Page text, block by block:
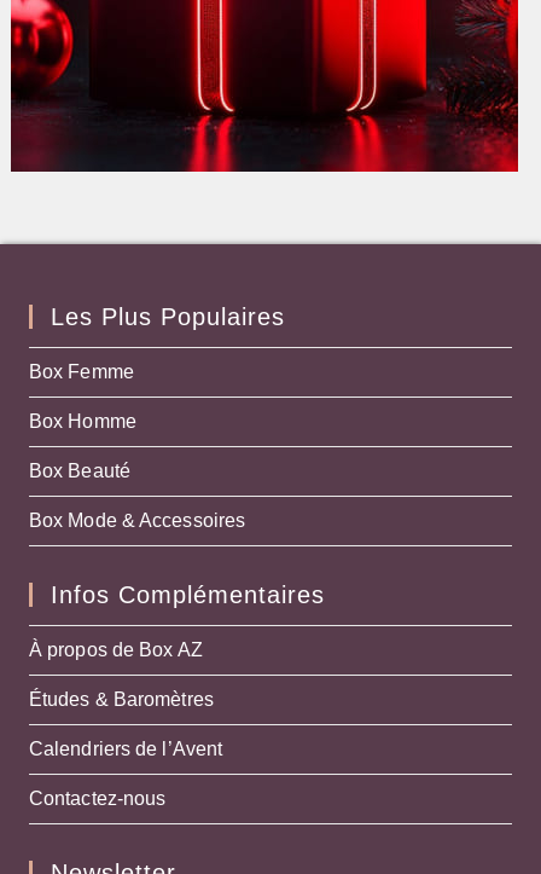
Les Plus Populaires
Box Femme
Box Homme
Box Beauté
Box Mode & Accessoires
Infos Complémentaires
À propos de Box AZ
Études & Baromètres
Calendriers de l’Avent
Contactez-nous